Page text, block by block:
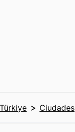
Türkiye Ciudades